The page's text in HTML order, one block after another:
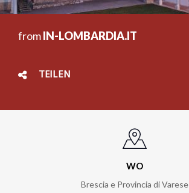
fromIN-LOMBARDIA.IT
TEILEN
WO
Brescia e Provincia di Varese